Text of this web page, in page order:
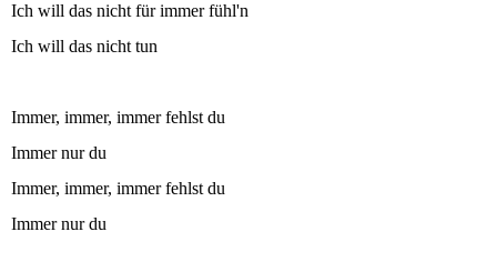
Ich will das nicht für immer fühl'n
Ich will das nicht tun
Immer, immer, immer fehlst du
Immer nur du
Immer, immer, immer fehlst du
Immer nur du